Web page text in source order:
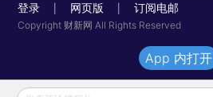
登录 网页版 订阅电邮
Copyright 财新网 All Rights Reserved
App 内打开